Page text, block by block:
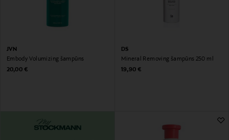
JVN
Embody Volumizing šampūns
Original Price
20,00 €
DS
Mineral Removing šampūns 250 ml
Original Price
19,90 €